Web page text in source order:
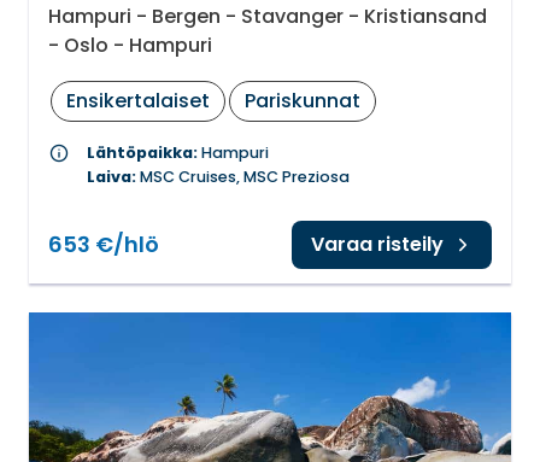
Hampuri - Bergen - Stavanger - Kristiansand
- Oslo - Hampuri
Ensikertalaiset Pariskunnat
info Lähtöpaikka:Hampuri
Laiva:MSC Cruises, MSC Preziosa
653 €/hlö Varaa risteily